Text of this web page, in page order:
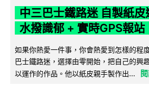
中三巴士鐵路迷 自製紙皮
水撥識郁 + 實時GPS報站
如果你熱愛一件事，你會熱愛到怎樣的程
巴士鐵路迷，選擇由零開始，把自己的興
以運作的作品。他以紙皮親手製作出...